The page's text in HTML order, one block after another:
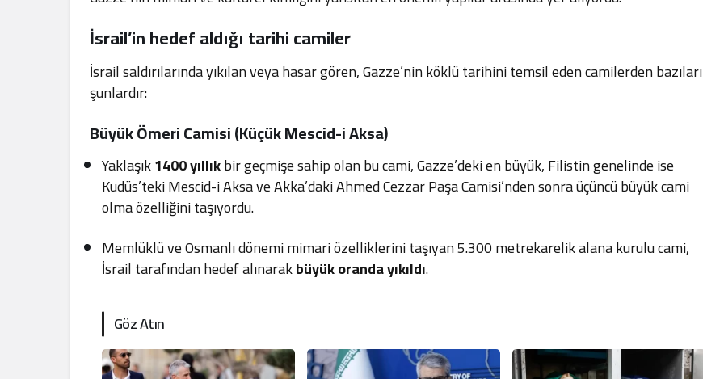
İsrail’in hedef aldığı tarihi camiler
İsrail saldırılarında yıkılan veya hasar gören, Gazze’nin köklü tarihini temsil eden camilerden bazıları
şunlardır:
Büyük Ömeri Camisi (Küçük Mescid-i Aksa)
Yaklaşık1400 yıllıkbir geçmişe sahip olan bu cami, Gazze’deki en büyük, Filistin genelinde ise
Kudüs’teki Mescid-i Aksa ve Akka’daki Ahmed Cezzar Paşa Camisi’nden sonra üçüncü büyük cami
olma özelliğini taşıyordu.
Memlüklü ve Osmanlı dönemi mimari özelliklerini taşıyan 5.300 metrekarelik alana kurulu cami,
İsrail tarafından hedef alınarakbüyük oranda yıkıldı.
Göz Atın